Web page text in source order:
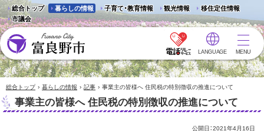
総合トップ 暮らしの情報 子育て・教育情報 観光情報
移住定住情報
市議会
富良野市 - Frano City
LANGUAGE MENU
総合トップ › 暮らしの情報 › 記事 › 事業主の皆様へ 住民税の特別徴収の推進について
事業主の皆様へ 住民税の特別徴収の推進について
公開日：2021年4月16日